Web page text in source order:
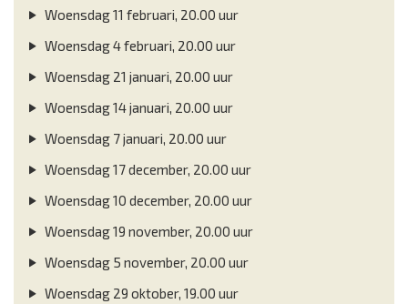
Woensdag 11 februari, 20.00 uur
Woensdag 4 februari, 20.00 uur
Woensdag 21 januari, 20.00 uur
Woensdag 14 januari, 20.00 uur
Woensdag 7 januari, 20.00 uur
Woensdag 17 december, 20.00 uur
Woensdag 10 december, 20.00 uur
Woensdag 19 november, 20.00 uur
Woensdag 5 november, 20.00 uur
Woensdag 29 oktober, 19.00 uur